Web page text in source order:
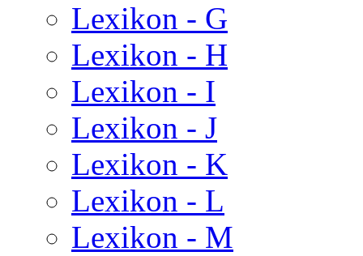
Lexikon - G
Lexikon - H
Lexikon - I
Lexikon - J
Lexikon - K
Lexikon - L
Lexikon - M